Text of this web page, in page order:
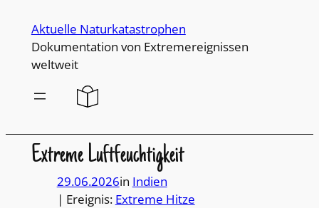
Inhalt
wechseln
Aktuelle Naturkatastrophen
Dokumentation von Extremereignissen
weltweit
Extreme Luftfeuchtigkeit
29.06.2026in Indien
| Ereignis: Extreme Hitze